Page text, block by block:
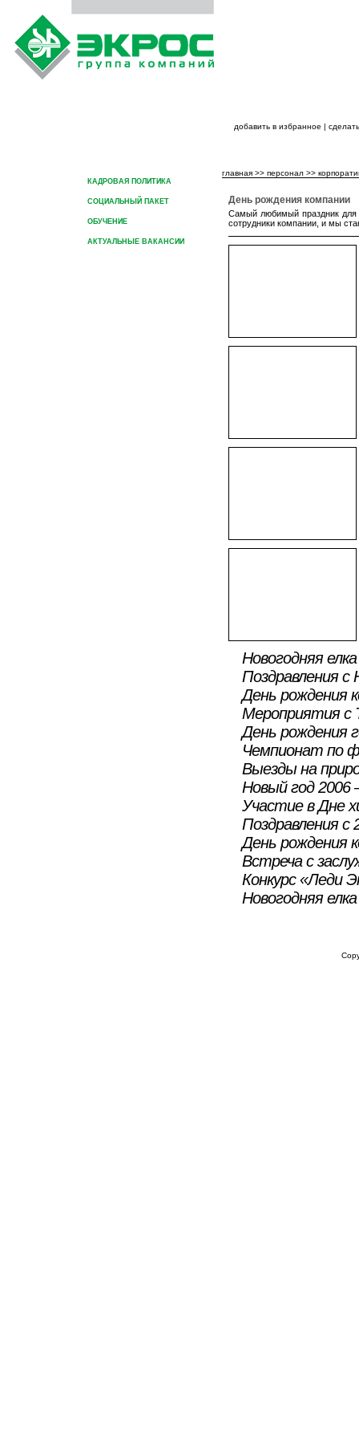
добавить в избранное |
КАДРОВАЯ ПОЛИТИКА
СОЦИАЛЬНЫЙ ПАКЕТ
ОБУЧЕНИЕ
АКТУАЛЬНЫЕ ВАКАНСИИ
главная >> персонал >>
День рождения компании
Самый любимый праздник для
сотрудники компании, и мы
Новогодняя
Поздравления
День рождения
Мероприятия с
День рождения
Чемпионат по
Выезды на
Новый год 2006
Участие в Дне
Поздравления
День рождения
Встреча с
Конкурс «Леди
Новогодняя